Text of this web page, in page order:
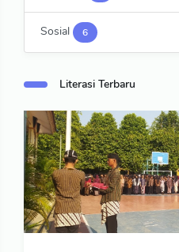
Sosial 6
Literasi Terbaru